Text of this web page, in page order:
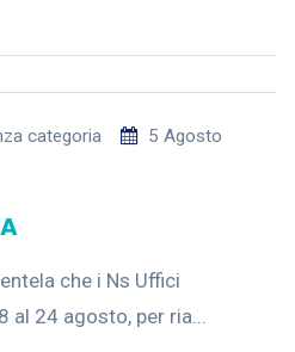
categoria
5 Agosto
che i Ns Uffici
al 24 agosto, per ria...